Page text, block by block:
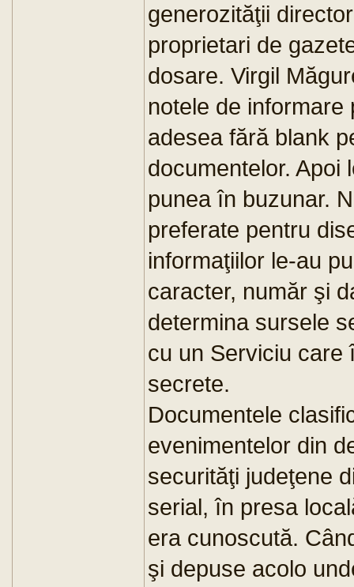
generozităţii
proprietari de
dosare. Virgil
notele de
adesea fără blank
documentelor. Apoi
punea în buzunar.
preferate pentru
informaţiilor le-au
caracter, număr şi
determina sursele
cu un Serviciu care
secrete.
Documentele
evenimentelor din
securităţi judeţene
serial, în presa
era cunoscută.
şi depuse acolo